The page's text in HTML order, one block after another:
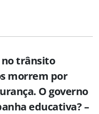
no trânsito
morrem por
O governo
educativa? –